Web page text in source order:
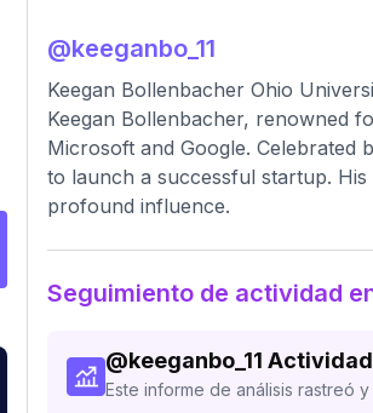
@keeganbo_11
Keegan Bollenbacher Ohio
Keegan Bollenbacher, renowned
Microsoft and Google. Celebrated
to launch a successful startup.
profound influence.
Seguimiento de actividad
@keeganbo_11
Este informe de análisis rastreó